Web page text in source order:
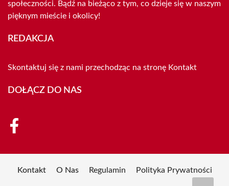
społeczności. Bądź na bieżąco z tym, co dzieje się w naszym
pięknym mieście i okolicy!
REDAKCJA
Skontaktuj się z nami przechodząc na stronę Kontakt
DOŁĄCZ DO NAS
Kontakt O Nas Regulamin Polityka Prywatności